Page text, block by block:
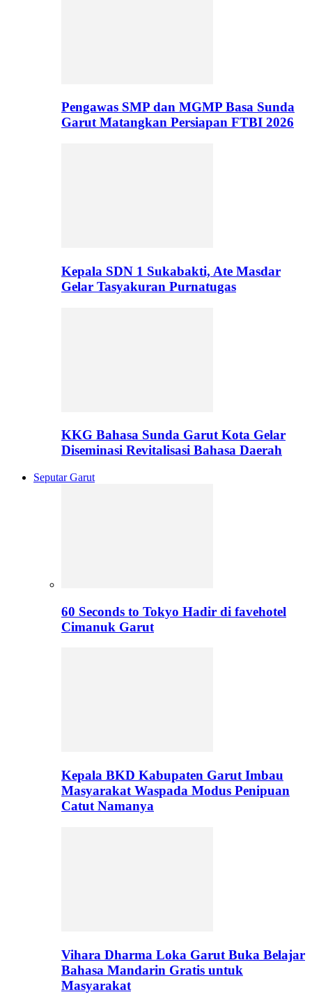
Pengawas SMP dan MGMP Basa Sunda
Garut Matangkan Persiapan FTBI 2026
Kepala SDN 1 Sukabakti, Ate Masdar
Gelar Tasyakuran Purnatugas
KKG Bahasa Sunda Garut Kota Gelar
Diseminasi Revitalisasi Bahasa Daerah
Seputar Garut
60 Seconds to Tokyo Hadir di favehotel
Cimanuk Garut
Kepala BKD Kabupaten Garut Imbau
Masyarakat Waspada Modus Penipuan
Catut Namanya
Vihara Dharma Loka Garut Buka Belajar
Bahasa Mandarin Gratis untuk
Masyarakat